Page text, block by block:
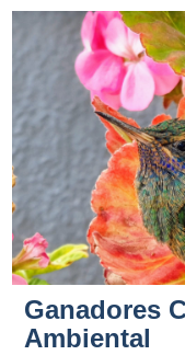
Ganadores
Ambiental